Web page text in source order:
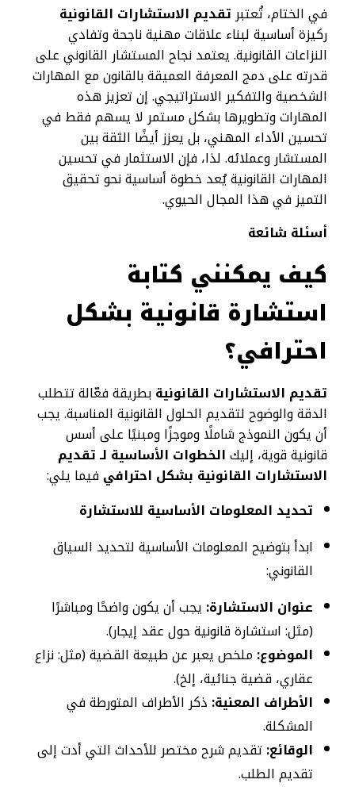
في الختام، تُعتبرتقديم الاستشارات القانونية
ركيزة أساسية لبناء علاقات مهنية ناجحة وتفادي
النزاعات القانونية. يعتمد نجاح المستشار القانوني على
قدرته على دمج المعرفة العميقة بالقانون مع المهارات
الشخصية والتفكير الاستراتيجي. إن تعزيز هذه
المهارات وتطويرها بشكل مستمر لا يسهم فقط في
تحسين الأداء المهني، بل يعزز أيضًا الثقة بين
المستشار وعملائه. لذا، فإن الاستثمار في تحسين
المهارات القانونية يُعد خطوة أساسية نحو تحقيق
التميز في هذا المجال الحيوي.
أسئلة شائعة
كيف يمكنني كتابة
استشارة قانونية بشكل
احترافي؟
تقديم الاستشارات القانونيةبطريقة فعّالة تتطلب
الدقة والوضوح لتقديم الحلول القانونية المناسبة. يجب
أن يكون النموذج شاملًا وموجزًا ومبنيًا على أسس
قانونية قوية، إليكالخطوات الأساسية لـ تقديم
الاستشارات القانونية بشكل احترافيفيما يلي:
تحديد المعلومات الأساسية للاستشارة
ابدأ بتوضيح المعلومات الأساسية لتحديد السياق
القانوني:
عنوان الاستشارة: يجب أن يكون واضحًا ومباشرًا
(مثل: استشارة قانونية حول عقد إيجار).
الموضوع: ملخص يعبر عن طبيعة القضية (مثل: نزاع
عقاري، قضية جنائية، إلخ).
الأطراف المعنية: ذكر الأطراف المتورطة في
المشكلة.
الوقائع: تقديم شرح مختصر للأحداث التي أدت إلى
تقديم الطلب.